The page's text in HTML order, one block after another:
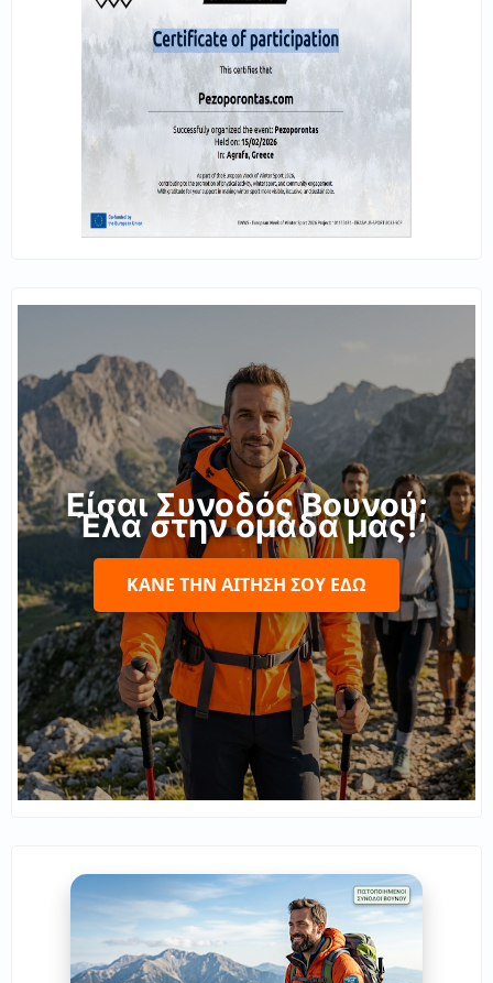
Είσαι Συνοδός Βουνού;
Έλα στην ομάδα μας!
ΚΆΝΕ ΤΗΝ ΑΊΤΗΣΉ ΣΟΥ ΕΔΏ